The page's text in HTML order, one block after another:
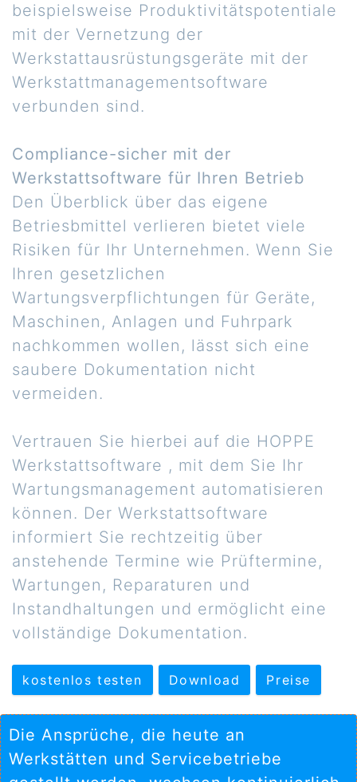
beispielsweise Produktivitätspotentiale
mit der Vernetzung der
Werkstattausrüstungsgeräte mit der
Werkstattmanagementsoftware
verbunden sind.
Compliance-sicher mit der
Werkstattsoftware für Ihren Betrieb
Den Überblick über das eigene
Betriesbmittel verlieren bietet viele
Risiken für Ihr Unternehmen. Wenn Sie
Ihren gesetzlichen
Wartungsverpflichtungen für Geräte,
Maschinen, Anlagen und Fuhrpark
nachkommen wollen, lässt sich eine
saubere Dokumentation nicht
vermeiden.
Vertrauen Sie hierbei auf die HOPPE
Werkstattsoftware , mit dem Sie Ihr
Wartungsmanagement automatisieren
können. Der Werkstattsoftware
informiert Sie rechtzeitig über
anstehende Termine wie Prüftermine,
Wartungen, Reparaturen und
Instandhaltungen und ermöglicht eine
vollständige Dokumentation.
kostenlos testen Download Preise
Die Ansprüche, die heute an
Werkstätten und Servicebetriebe